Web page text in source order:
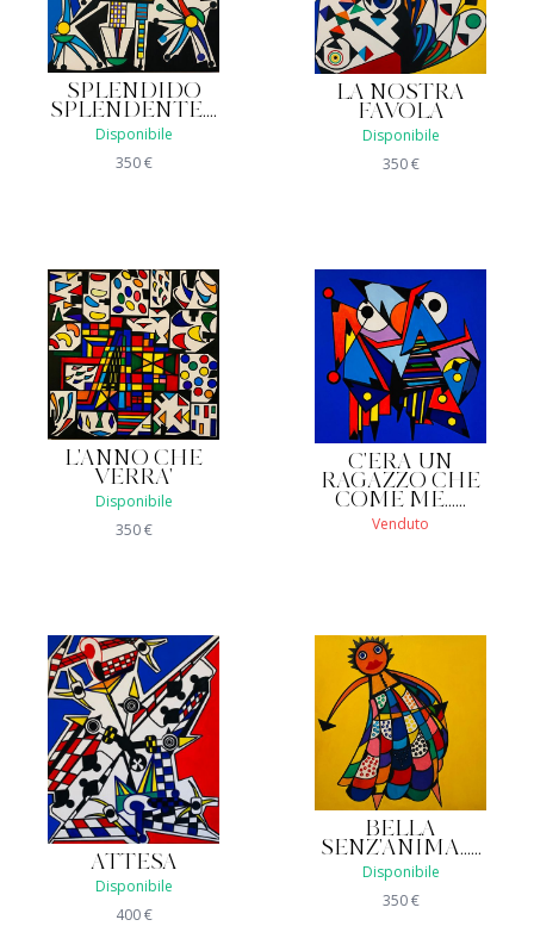
SPLENDIDO
SPLENDENTE....
Disponibile
350€
LA NOSTRA
FAVOLA
Disponibile
350€
L'ANNO CHE
VERRA'
Disponibile
350€
C'ERA UN
RAGAZZO CHE
COME ME......
Venduto
ATTESA
Disponibile
400€
BELLA
SENZ'ANIMA......
Disponibile
350€